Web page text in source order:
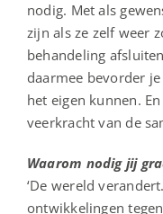
nodig. Met als
zijn als ze zelf weer
behandeling
daarmee bevorder
het eigen kunnen.
veerkracht van de
Waarom nodig jij
‘De wereld
ontwikkelingen